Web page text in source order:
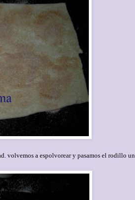
volvemos a espolvorear y pasamos el rodillo un